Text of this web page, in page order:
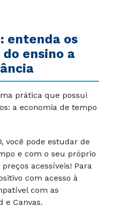
: entenda os
ensino a
prática que possui
a economia de tempo
você pode estudar de
e com o seu próprio
acessíveis! Para
com acesso à
com as
e Canvas.